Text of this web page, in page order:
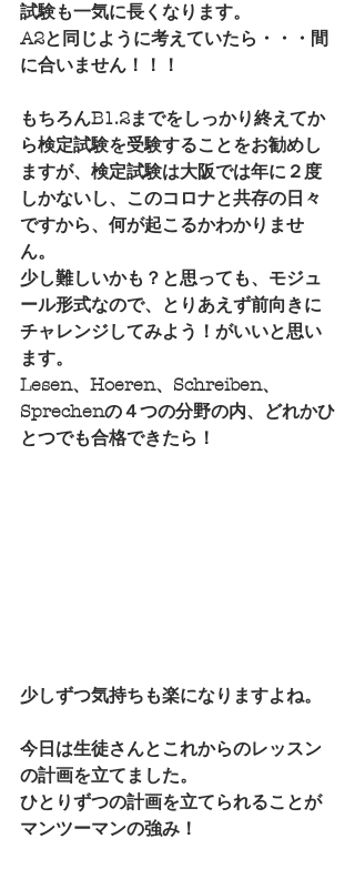
試験も一気に長くなります。
A2と同じように考えていたら・・・間
に合いません！！！
もちろんB1.2までをしっかり終えてか
ら検定試験を受験することをお勧めし
ますが、検定試験は大阪では年に２度
しかないし、このコロナと共存の日々
ですから、何が起こるかわかりませ
ん。
少し難しいかも？と思っても、モジュ
ール形式なので、とりあえず前向きに
チャレンジしてみよう！がいいと思い
ます。
Lesen、Hoeren、Schreiben、
Sprechenの４つの分野の内、どれかひ
とつでも合格できたら！
少しずつ気持ちも楽になりますよね。
今日は生徒さんとこれからのレッスン
の計画を立てました。
ひとりずつの計画を立てられることが
マンツーマンの強み！